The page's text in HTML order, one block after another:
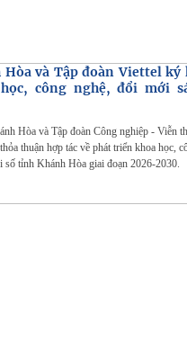
Hòa và Tập đoàn Viettel ký
công nghệ, đổi mới
Hòa và Tập đoàn Công nghiệp - Viễn
thuận hợp tác về phát triển khoa học,
số tỉnh Khánh Hòa giai đoạn 2026-2030.